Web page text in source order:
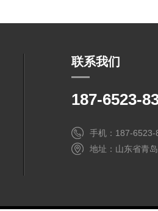
联系我们
187-6523-
手机：187-6523-
地址：山东省青